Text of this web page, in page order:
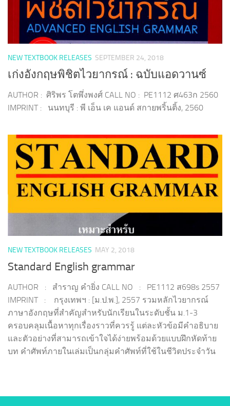
NEW TEXTBOOK RELEASES SEPTEMBER 24, 2018
เก่งอังกฤษพิชิตไวยากรณ์ : ฉบับแอดวานซ์
AUTHOR : ศิริพร โตพึ่งพงศ์ CALL NO : PE1112 ศ463ก 2560
IMPRINT : นนทบุรี : พี เอ็น เค แอนด์ สกายพริ้นติ้ง, 2560
NEW TEXTBOOK RELEASES MAY 2, 2018
Standard English grammar
AUTHOR : สำราญ คำยิ่ง CALL NO : PE1112 ส698s 2557
IMPRINT : กรุงเทพฯ : [ม.ป.พ.], 2557 รวมหลักไวยากรณ์
ภาษาอังกฤษที่สำคัญสำหรับนักเรียนในระดับชั้น ม.1-3
ครอบคลุมเนื้อหาทุกเรื่องราวที่ควรรู้ แต่ละหัวข้อมีคำอธิบาย
และตัวอย่างที่สามารถเข้าใจได้ง่ายพร้อมด้วยแบบฝึกหัดท้าย
บท คำศัพท์ภายในเล่มเป็นกลุ่มคำศัพท์ที่ใช้ในชีวิตประจำวัน